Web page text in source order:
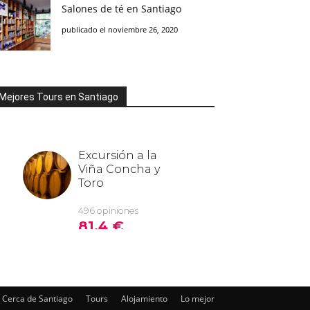
Salones de té en Santiago
publicado el noviembre 26, 2020
Mejores Tours en Santiago
Cerca de Santiago Tours Alojamiento Lo mejor